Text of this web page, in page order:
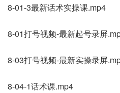
8-01-3最新话术实操课.mp4
8-01打号视频-最新起号录屏
8-03打号视频-最新实操录屏
8-04-1话术课.mp4